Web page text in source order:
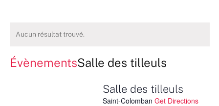
Aucun résultat trouvé.
ÉvènementsSalle des tilleuls
Salle des tilleuls
Saint-Colomban Get Directions